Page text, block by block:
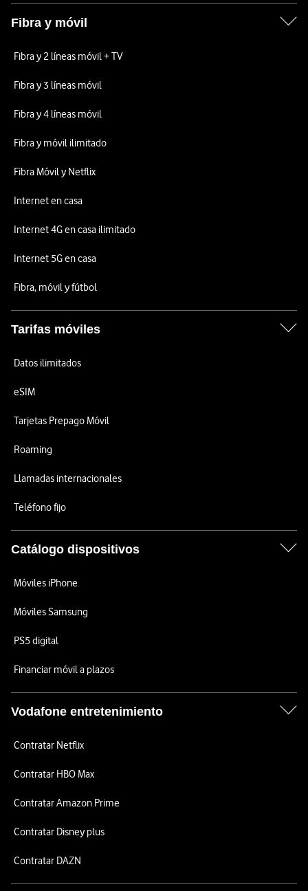
Fibra y móvil
Fibra y 2 líneas móvil + TV
Fibra y 3 líneas móvil
Fibra y 4 líneas móvil
Fibra y móvil ilimitado
Fibra Móvil y Netflix
Internet en casa
Internet 4G en casa ilimitado
Internet 5G en casa
Fibra, móvil y fútbol
Tarifas móviles
Datos ilimitados
eSIM
Tarjetas Prepago Móvil
Roaming
Llamadas internacionales
Teléfono fijo
Catálogo dispositivos
Móviles iPhone
Móviles Samsung
PS5 digital
Financiar móvil a plazos
Vodafone entretenimiento
Contratar Netflix
Contratar HBO Max
Contratar Amazon Prime
Contratar Disney plus
Contratar DAZN